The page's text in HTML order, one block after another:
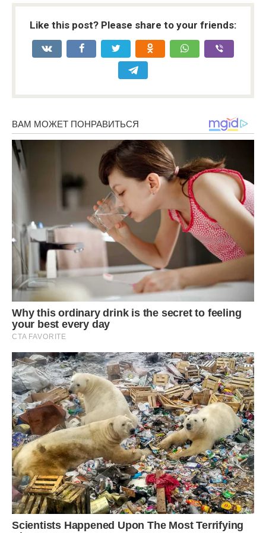
Like this post? Please share to your friends: